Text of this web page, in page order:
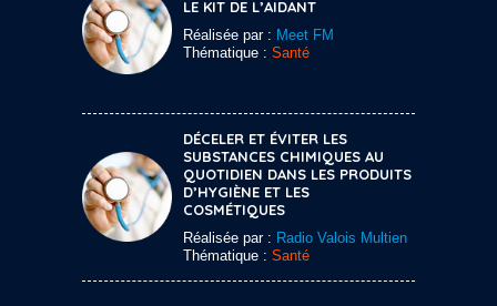
LE KIT DE L’AIDANT
Réalisée par : Meet FM
Thématique : Santé
DÉCELER ET ÉVITER LES
SUBSTANCES CHIMIQUES AU
QUOTIDIEN DANS LES PRODUITS
D’HYGIÈNE ET LES
COSMÉTIQUES
Réalisée par : Radio Valois Multien
Thématique : Santé